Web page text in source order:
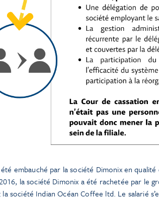
été embauché par la société Dimonix en
la société Dimonix a été rachetée par le
société Indian Océan Coffee ltd. Le salarié